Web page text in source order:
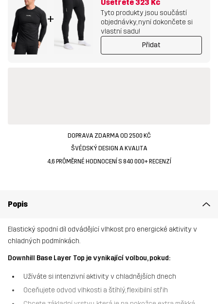
+
Ušetřete 323 Kč
Tyto produkty jsou součástí
objednávky, nyní dokončete si
vlastní sadu!
Přidat
DOPRAVA ZDARMA OD 2500 KČ
ŠVÉDSKÝ DESIGN A KVALITA
4,6 PRŮMĚRNÉ HODNOCENÍ S 840 000+ RECENZÍ
Popis
Elastický spodní díl odvádějící vlhkost pro energické aktivity v
chladných podmínkách.
Downhill Base Layer Top je vynikající volbou, pokud:
Užíváte si intenzivní aktivity v chladnějších dnech
Oceňujete odvod vlhkosti a štíhlý, flexibilní střih